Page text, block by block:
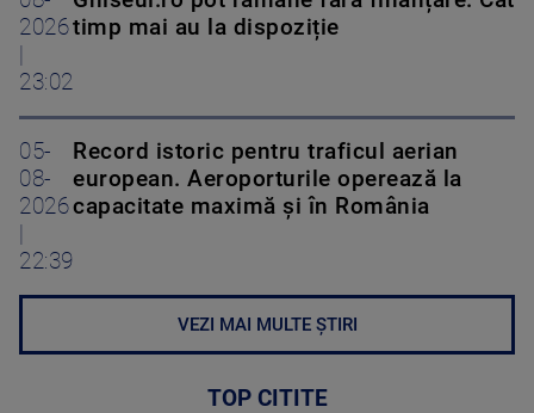
2026
|
23:02
timp mai au la dispoziție
05-
08-
2026
|
22:39
Record istoric pentru traficul aerian
european. Aeroporturile operează la
capacitate maximă și în România
VEZI MAI MULTE ȘTIRI
TOP CITITE